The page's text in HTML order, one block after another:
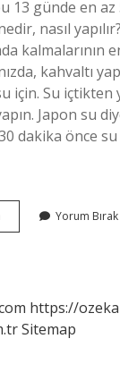
13 günde en
nasıl
kalmalarının
kahvaltı
için. Su içtikten
Japon su
dakika önce
Diyeti
Yorum Bırak
https://
Sitemap